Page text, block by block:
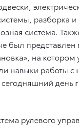
разборка и
система.
был представлен
на котором
навыки работы с
сегодняшний день
рулевого